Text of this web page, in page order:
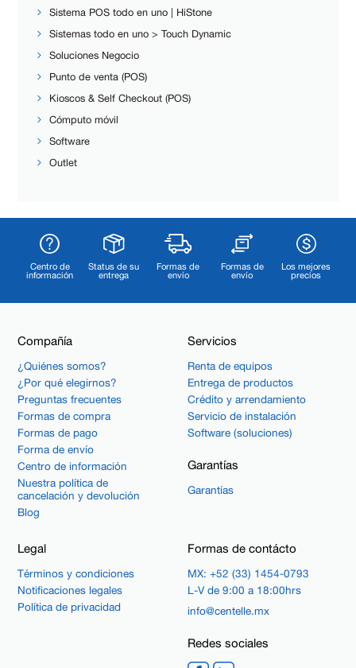
Sistema POS todo en uno | HiStone
Sistemas todo en uno > Touch Dynamic
Soluciones Negocio
Punto de venta (POS)
Kioscos & Self Checkout (POS)
Cómputo móvil
Software
Outlet
Centro de
información
Status de su
entrega
Formas de
envío
Formas de
envío
Los mejores
precios
Compañía
¿Quiénes somos?
¿Por qué elegirnos?
Preguntas frecuentes
Formas de compra
Formas de pago
Forma de envío
Centro de información
Nuestra política de
cancelación y devolución
Blog
Servicios
Renta de equipos
Entrega de productos
Crédito y arrendamiento
Servicio de instalación
Software (soluciones)
Garantías
Garantías
Legal
Términos y condiciones
Notificaciones legales
Política de privacidad
Formas de contácto
MX: +52 (33) 1454-0793
L-V de 9:00 a 18:00hrs
info@centelle.mx
Redes sociales